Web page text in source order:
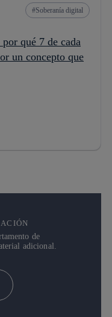
Soberanía digital
qué 7 de cada
un concepto que
de
adicional.